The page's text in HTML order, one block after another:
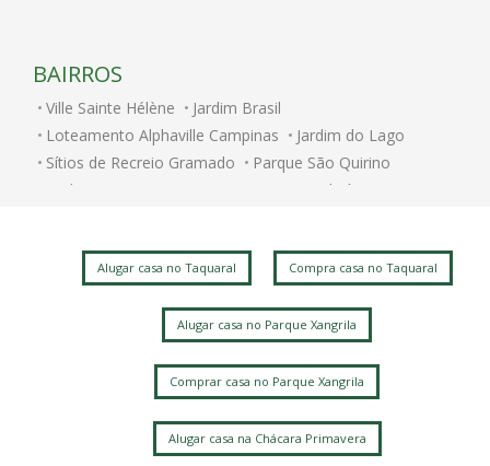
BAIRROS
Ville Sainte Hélène
Jardim Brasil
Loteamento Alphaville Campinas
Jardim do Lago
Sítios de Recreio Gramado
Parque São Quirino
Jardim Itatinga
Cambuí
Jardim do Trevo
Chacara da Barra
Vila Itapura
Parque Santa Bárbara
Jardim Santa Genebra
Alphaville Campinas
Alugar casa no Taquaral Compra casa no Taquaral
Alugar casa no Parque Xangrila
Comprar casa no Parque Xangrila
Alugar casa na Chácara Primavera